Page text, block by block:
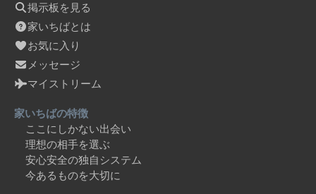
掲示板を見る
家いちばとは
お気に入り
メッセージ
マイストリーム
家いちばの特徴
ここにしかない出会い
理想の相手を選ぶ
安心安全の独自システム
今あるものを大切に